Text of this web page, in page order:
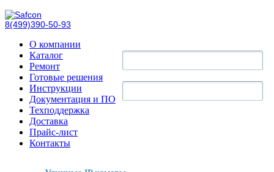
8(499)390-50-93
О компании
Каталог
Ремонт
Готовые решения
Инструкции
Документация и ПО
Техподдержка
Доставка
Прайс-лист
Контакты